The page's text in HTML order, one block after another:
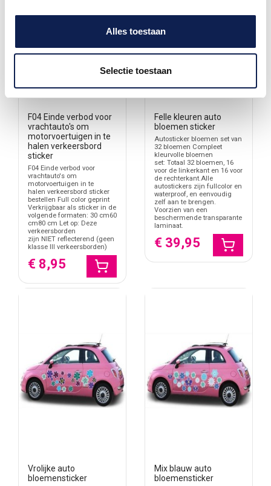
Alles toestaan
Selectie toestaan
F04 Einde verbod voor
vrachtauto's om
motorvoertuigen in te
halen verkeersbord
sticker
F04 Einde verbod voor
vrachtauto's om
motorvoertuigen in te
halen verkeersbord sticker
bestellen Full color geprint
Verkrijgbaar als sticker in de
volgende formaten: 30 cm60
cm80 cm Let op: Deze
verkeersborden
zijn NIET reflecterend (geen
klasse III verkeersborden)
€ 8,95
Felle kleuren auto
bloemen sticker
Autosticker bloemen set van
32 bloemen Compleet
kleurvolle bloemen
set: Totaal 32 bloemen, 16
voor de linkerkant en 16 voor
de rechterkant.Alle
autostickers zijn fullcolor en
waterproof, en eenvoudig
zelf aan te brengen.
Voorzien van een
beschermende transparante
laminaat.
€ 39,95
Vrolijke auto
bloemensticker
Mix blauw auto
bloemensticker